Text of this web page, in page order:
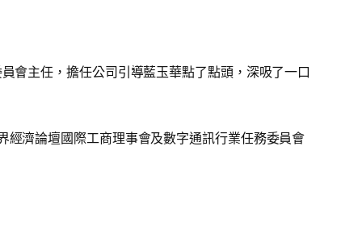
會主任，擔任公司引導藍玉華點了點頭，深吸了一口
經濟論壇國際工商理事會及數字通訊行業任務委員會